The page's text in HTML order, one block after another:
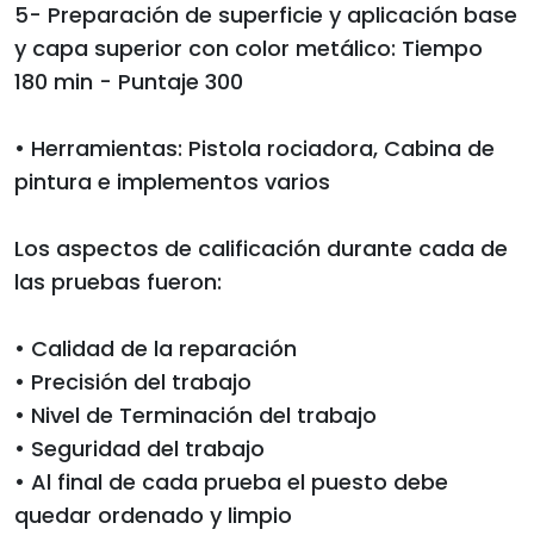
5- Preparación de superficie y aplicación base
y capa superior con color metálico: Tiempo
180 min - Puntaje 300
• Herramientas: Pistola rociadora, Cabina de
pintura e implementos varios
Los aspectos de calificación durante cada de
las pruebas fueron:
• Calidad de la reparación
• Precisión del trabajo
• Nivel de Terminación del trabajo
• Seguridad del trabajo
• Al final de cada prueba el puesto debe
quedar ordenado y limpio